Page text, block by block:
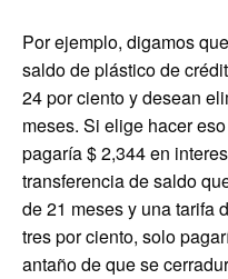
Por ejemplo, digamos
saldo de plástico de
24 por ciento y desean
meses. Si elige hacer
pagaría $ 2,344 en
transferencia de saldo
de 21 meses y una tarifa
tres por ciento, solo
antaño de que se